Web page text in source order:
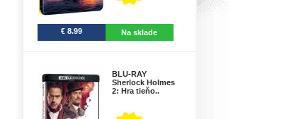
€ 8.99 Na sklade
BLU-RAY
Sherlock Holmes
2: Hra tieňo..